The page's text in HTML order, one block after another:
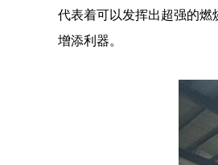
代表着可以发挥出超强的燃
增添利器。